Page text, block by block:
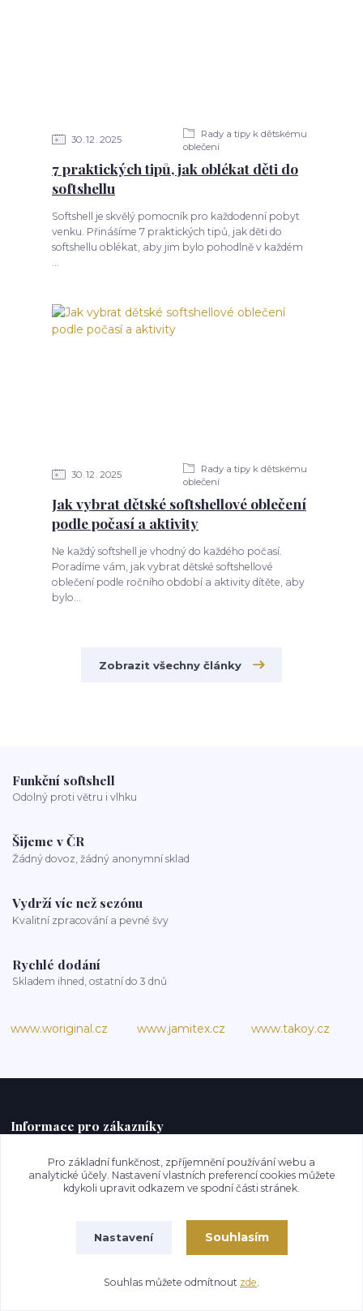
30 12 2025
Rady a tipy k dětskému
oblečení
7 praktických tipů, jak oblékat děti do
softshellu
Softshell je skvělý pomocník pro každodenní pobyt
venku. Přinášíme 7 praktických tipů, jak děti do
softshellu oblékat, aby jim bylo pohodlně v každém
30 12 2025
Rady a tipy k dětskému
oblečení
Jak vybrat dětské softshellové oblečení
podle počasí a aktivity
Ne každý softshell je vhodný do každého počasí.
Poradíme vám, jak vybrat dětské softshellové
oblečení podle ročního období a aktivity dítěte, aby
bylo...
Zobrazit všechny články
Funkční softshell
Odolný proti větru i vlhku
Šijeme v ČR
Žádný dovoz, žádný anonymní sklad
Vydrží víc než sezónu
Kvalitní zpracování a pevné švy
Rychlé dodání
Skladem ihned, ostatní do 3 dnů
www.woriginal.cz www.jamitex.cz www.takoy.cz
Informace pro zákazníky
Všeobecné obchodní podmínky
Pro základní funkčnost, zpříjemnění používání webu a
analytické účely. Nastavení vlastních preferencí cookies můžete
kdykoli upravit odkazem ve spodní části stránek.
Nastavení Souhlasím
Souhlas můžete odmítnout zde